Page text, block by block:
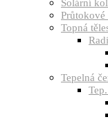
Solární
Průtokové
Topná
Tepelná